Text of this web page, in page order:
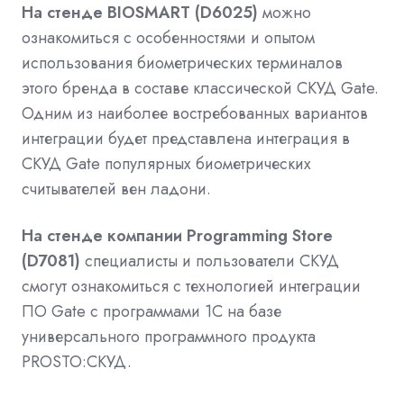
На стенде BIOSMART (D6025) можно
ознакомиться с особенностями и опытом
использования биометрических терминалов
этого бренда в составе классической СКУД Gate.
Одним из наиболее востребованных вариантов
интеграции будет представлена интеграция в
СКУД Gate популярных биометрических
считывателей вен ладони.
На стенде компании Programming Store
(D7081) специалисты и пользователи СКУД
смогут ознакомиться с технологией интеграции
ПО Gate с программами 1С на базе
универсального программного продукта
PROSTO:СКУД.